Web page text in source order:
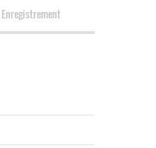
Enregistrement